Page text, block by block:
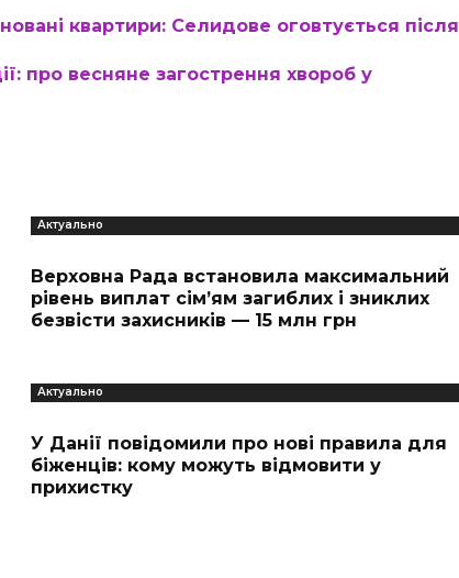
квартири: Селидове оговтується після
про весняне загострення хвороб у
Актуально
Верховна Рада встановила максимальний
рівень виплат сім’ям загиблих і зниклих
безвісти захисників — 15 млн грн
Актуально
У Данії повідомили про нові правила для
біженців: кому можуть відмовити у
прихистку